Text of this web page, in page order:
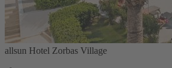
allsun Hotel Zorbas Village